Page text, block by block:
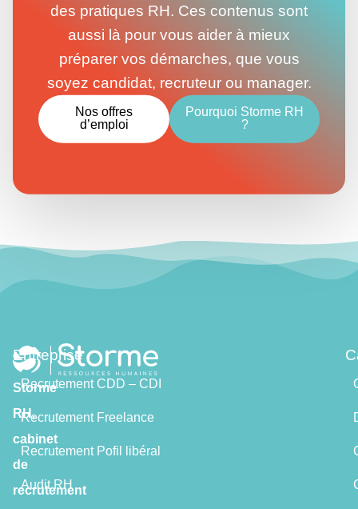
des pratiques RH. Ces contenus sont
aussi là pour vous aider à mieux
préparer vos démarches, que vous
soyez candidat, recruteur ou manager.
Nos offres
d’emploi
Pourquoi Storme RH
?
Storme
RH,
cabinet
de
recrutement
Entreprise
Recrutement CDD – CDI
Recrutement Freelance
Recrutement Pofil libéral
Audit RH